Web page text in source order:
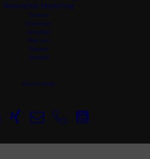
Newsletter Marketing
Service
Showcase
Aktuelles
Über uns
Glossar
Kontakt
eComm.trade